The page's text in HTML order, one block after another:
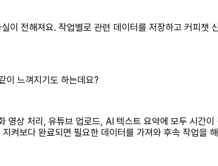
이 전해져요. 작업별로 관련 데이터를 저장하고 커피챗
이 느껴지기도 하는데요?
영상 처리, 유튜브 업로드, AI 텍스트 요약에 모두 시간
켜보다 완료되면 필요한 데이터를 가져와 후속 작업을